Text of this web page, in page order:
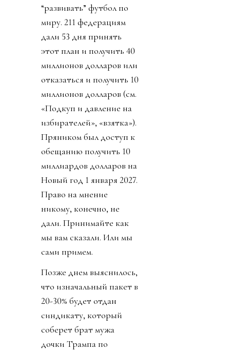
“развивать” футбол по
миру. 211 федерациям
дали 53 дня принять
этот план и получить 40
миллионов долларов или
отказаться и получить 10
миллионов долларов (см.
«Подкуп и давление на
избирателей», «взятка»).
Пряником был доступ к
обещанию получить 10
миллиардов долларов на
Новый год 1 января 2027.
Право на мнение
никому, конечно, не
дали. Принимайте как
мы вам сказали. Или мы
сами примем.
Позже днем выяснилось,
что изначальный пакет в
20-30% будет отдан
синдикату, который
соберет брат мужа
дочки Трампа по